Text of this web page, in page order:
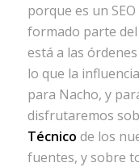
porque es un
formado parte
está a las
lo que la
para Nacho, y
disfrutaremos
Técnico de los
fuentes, y sobre